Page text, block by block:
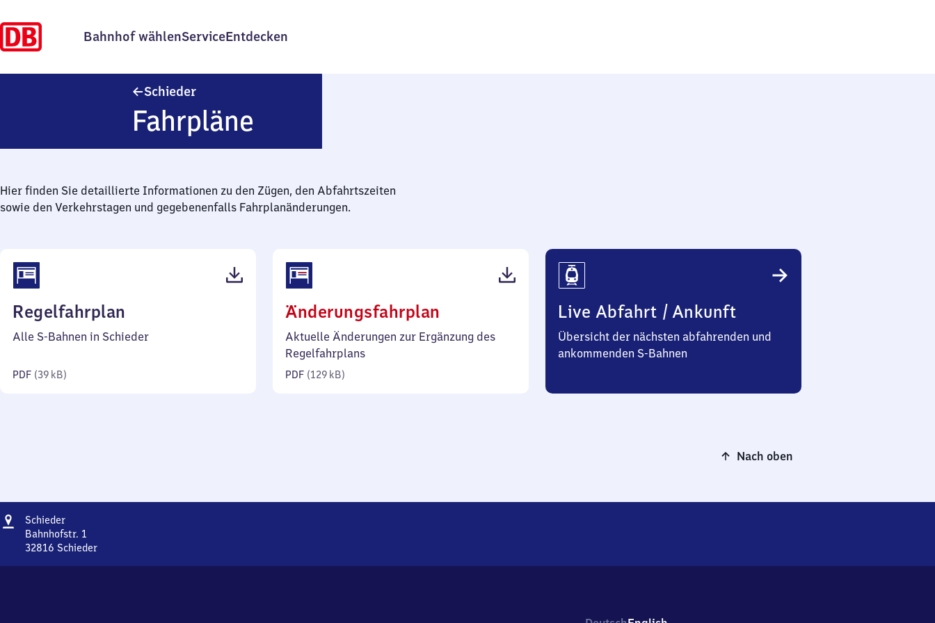
Bahnhof wählenServiceEntdecken
Schieder
Fahrpläne
Hier finden Sie detaillierte Informationen zu den Zügen, den Abfahrtszeiten
sowie den Verkehrstagen und gegebenenfalls Fahrplanänderungen.
Regelfahrplan
39
Alle S-Bahnen in Schieder
PDF (39 kB)
Änderungsfahrplan
129
Aktuelle Änderungen zur Ergänzung des
Regelfahrplans
PDF (129 kB)
Live Abfahrt / Ankunft
Übersicht der nächsten abfahrenden und
ankommenden S-Bahnen
Nach oben
Adresse
SchiederSchieder
Bahnhofstr. 1
32816 Schieder